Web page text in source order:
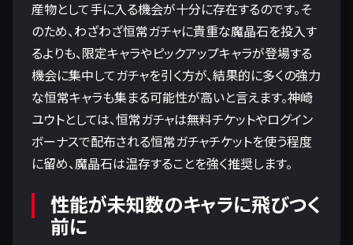
産物として手に入る機会が十分に存在するのです。そ
のため、わざわざ恒常ガチャに貴重な魔晶石を投入す
るよりも、限定キャラやピックアップキャラが登場する
機会に集中してガチャを引く方が、結果的に多くの強力
な恒常キャラも集まる可能性が高いと言えます。神崎
ユウトとしては、恒常ガチャは無料チケットやログイン
ボーナスで配布される恒常ガチャチケットを使う程度
に留め、魔晶石は温存することを強く推奨します。
性能が未知数のキャラに飛びつく
前に